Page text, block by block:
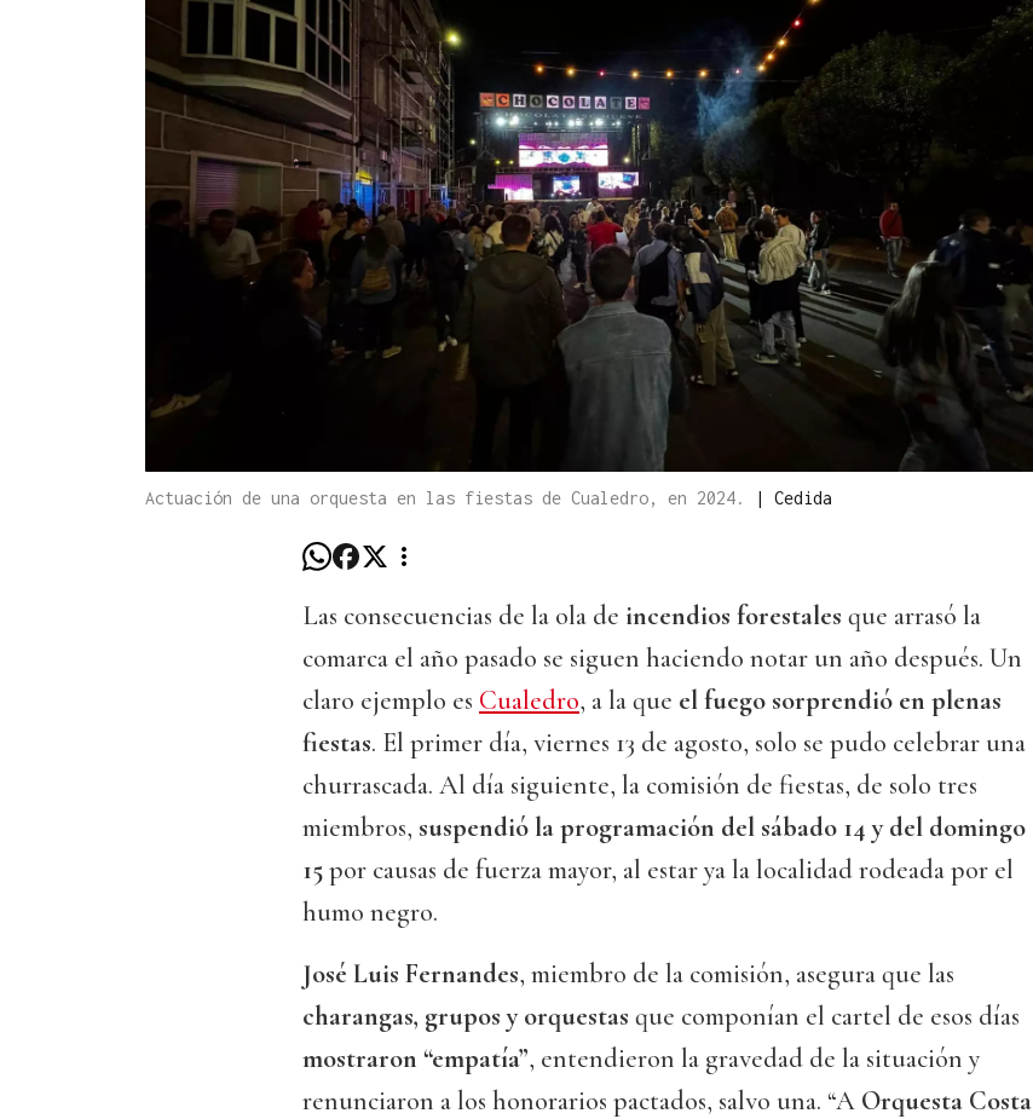
Actuación de una orquesta en las fiestas de Cualedro, en 2024. | Cedida
Las consecuencias de la ola de incendios forestales que arrasó la
comarca el año pasado se siguen haciendo notar un año después. Un
claro ejemplo es Cualedro, a la que el fuego sorprendió en plenas
fiestas. El primer día, viernes 13 de agosto, solo se pudo celebrar una
churrascada. Al día siguiente, la comisión de fiestas, de solo tres
miembros, suspendió la programación del sábado 14 y del domingo
15por causas de fuerza mayor, al estar ya la localidad rodeada por el
humo negro.
José Luis Fernandes, miembro de la comisión, asegura que las
charangas, grupos y orquestas que componían el cartel de esos días
mostraron “empatía”, entendieron la gravedad de la situación y
renunciaron a los honorarios pactados, salvo una. “A Orquesta Costa